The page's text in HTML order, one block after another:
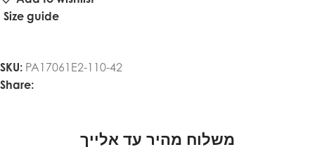
Size guide
SKU: PA17061E2-110-42
Share:
משלוח מהיר עד אלייך